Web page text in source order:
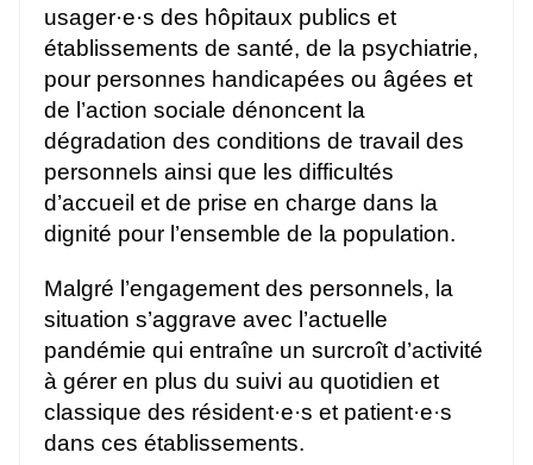
usager·e·s des hôpitaux publics et
établissements de santé, de la psychiatrie,
pour personnes handicapées ou âgées et
de l’action sociale dénoncent la
dégradation des conditions de travail des
personnels ainsi que les difficultés
d’accueil et de prise en charge dans la
dignité pour l’ensemble de la population.
Malgré l’engagement des personnels, la
situation s’aggrave avec l’actuelle
pandémie qui entraîne un surcroît d’activité
à gérer en plus du suivi au quotidien et
classique des résident·e·s et patient·e·s
dans ces établissements.